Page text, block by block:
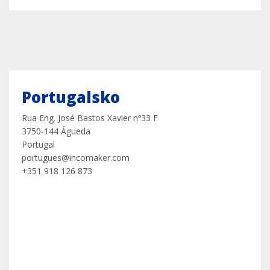
Portugalsko
Rua Eng. José Bastos Xavier nº33 F
3750-144 Águeda
Portugal
portugues@incomaker.com
+351 918 126 873